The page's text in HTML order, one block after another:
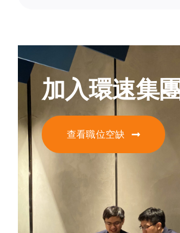
加入環速集團
查看職位空缺